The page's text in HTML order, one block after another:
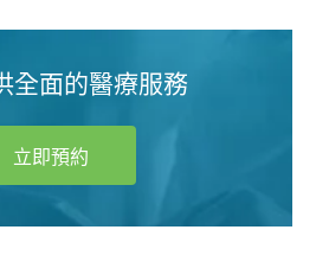
全面的醫療服務
立即預約